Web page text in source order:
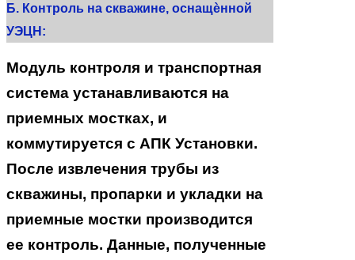
Б. Контроль на скважине, оснащѐнной
УЭЦН:
Модуль контроля и транспортная
система устанавливаются на
приемных мостках, и
коммутируется с АПК Установки.
После извлечения трубы из
скважины, пропарки и укладки на
приемные мостки производится
ее контроль. Данные, полученные